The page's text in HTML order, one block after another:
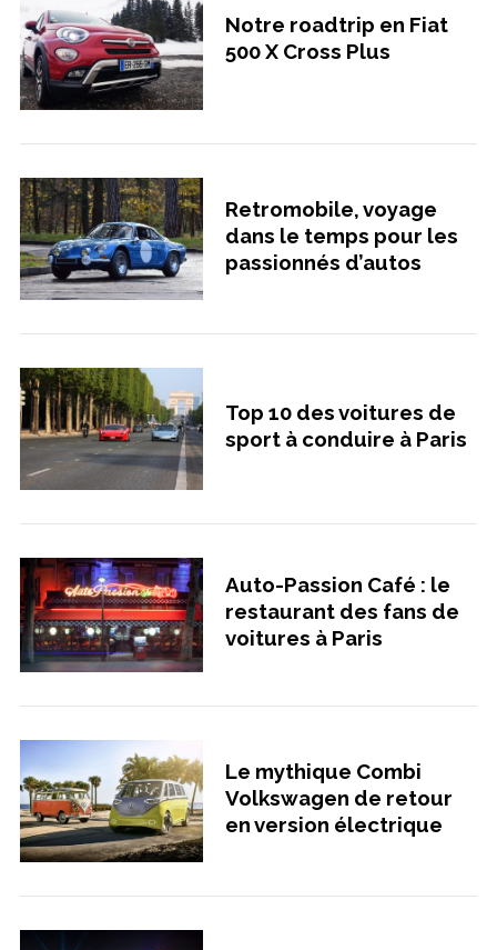
Notre roadtrip en Fiat
500 X Cross Plus
Retromobile, voyage
dans le temps pour les
passionnés d’autos
Top 10 des voitures de
sport à conduire à Paris
Auto-Passion Café : le
restaurant des fans de
voitures à Paris
Le mythique Combi
Volkswagen de retour
en version électrique